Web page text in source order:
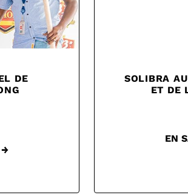
DE
→
SOLIBRA
ET DE
EN